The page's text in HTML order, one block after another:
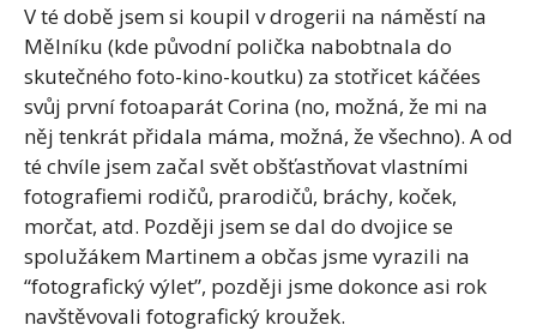
V té době jsem si koupil v drogerii na náměstí na
Mělníku (kde původní polička nabobtnala do
skutečného foto-kino-koutku) za stotřicet káčées
svůj první fotoaparát Corina (no, možná, že mi na
něj tenkrát přidala máma, možná, že všechno). A od
té chvíle jsem začal svět obšťastňovat vlastními
fotografiemi rodičů, prarodičů, bráchy, koček,
morčat, atd. Později jsem se dal do dvojice se
spolužákem Martinem a občas jsme vyrazili na
“fotografický výlet”, později jsme dokonce asi rok
navštěvovali fotografický kroužek.